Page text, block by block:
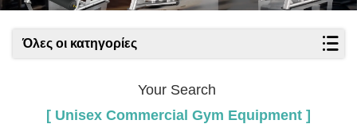
Όλες οι κατηγορίες
Your Search
[ Unisex Commercial Gym Equipment ]